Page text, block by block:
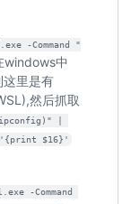
-Command "
windows中
里是有
然后抓取
|
'{print $16}'
-Command